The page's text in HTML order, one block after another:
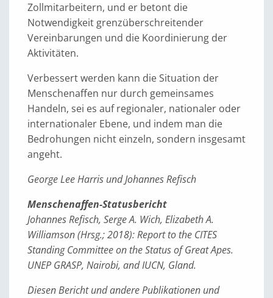
Zollmitarbeitern, und er betont die
Notwendigkeit grenzüberschreitender
Vereinbarungen und die Koordinierung der
Aktivitäten.
Verbessert werden kann die Situation der
Menschenaffen nur durch gemeinsames
Handeln, sei es auf regionaler, nationaler oder
internationaler Ebene, und indem man die
Bedrohungen nicht einzeln, sondern insgesamt
angeht.
George Lee Harris und Johannes Refisch
Menschenaffen-Statusbericht
Johannes Refisch, Serge A. Wich, Elizabeth A.
Williamson (Hrsg.; 2018): Report to the CITES
Standing Committee on the Status of Great Apes.
UNEP GRASP, Nairobi, and IUCN, Gland.
Diesen Bericht und andere Publikationen und